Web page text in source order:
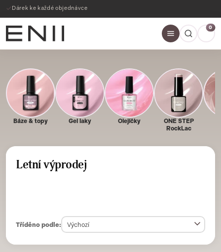
Dárek ke každé objednávce
0
Báze & topy Gel laky Olejíčky
ONE STEP
RockLac
Letní výprodej
Tříděno podle: